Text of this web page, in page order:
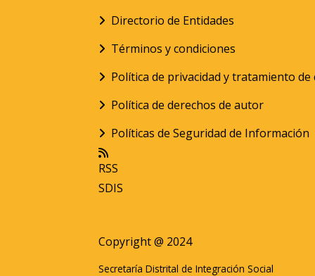
Directorio de Entidades
Términos y condiciones
Política de privacidad y tratamiento
Política de derechos de autor
Políticas de Seguridad de Información
RSS
SDIS
Copyright @ 2024
Secretaría Distrital de Integración Social